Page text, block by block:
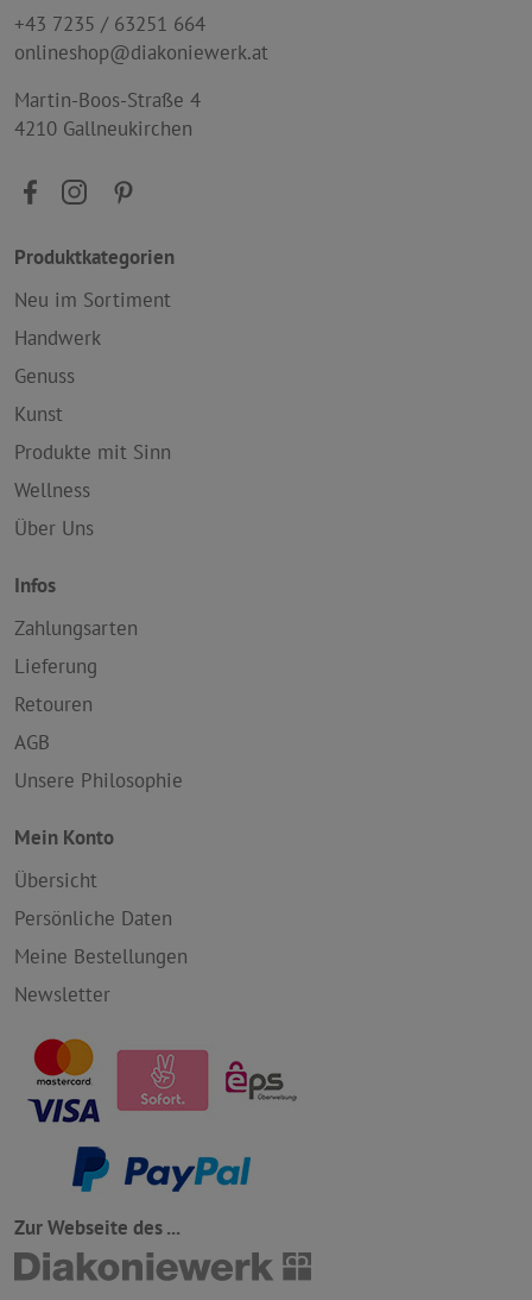
+43 7235 / 63251 664
onlineshop@diakoniewerk.at
Martin-Boos-Straße 4
4210 Gallneukirchen
Produktkategorien
Neu im Sortiment
Handwerk
Genuss
Kunst
Produkte mit Sinn
Wellness
Über Uns
Infos
Zahlungsarten
Lieferung
Retouren
AGB
Unsere Philosophie
Mein Konto
Übersicht
Persönliche Daten
Meine Bestellungen
Newsletter
Zur Webseite des ...